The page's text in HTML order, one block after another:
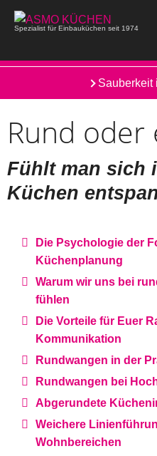
Spezialist für Einbauküchen seit 1974
Sauberkeit
Rund oder
Fühlt man sich
Küchen
Die Psychologie der
Küchenplanung
Warum wir uns bei
fühlen
Die Vorteile für Euer
Kommunikation
Rundwangen in der
Rundwangen bei
Abgerundete
Weichere
Wohnbereichen